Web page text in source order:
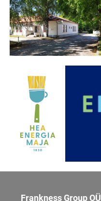
Frankness Group OÜ